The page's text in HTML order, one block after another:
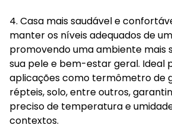
4. Casa mais saudável e
manter os níveis adequados de
promovendo uma ambiente mais
sua pele e bem-estar geral. Ideal
aplicações como termômetro de
répteis, solo, entre outros,
preciso de temperatura e
contextos.